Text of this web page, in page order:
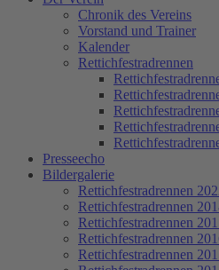
Chronik des Vereins
Vorstand und Trainer
Kalender
Rettichfestradrennen
Presseecho
Bildergalerie
Rettichfestradrennen
Rettichfestradrennen
Rettichfestradrennen
Rettichfestradrennen
Rettichfestradrennen